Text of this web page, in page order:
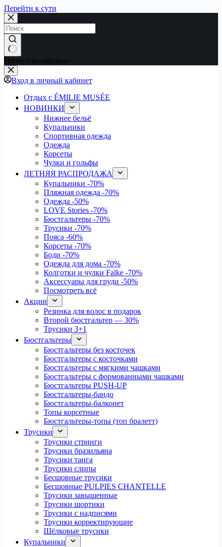
Перейти к сути
Ничего не найдено
Вход в личный кабинет
Отдых с ÉMILIE MUSÉE
НОВИНКИ
Нижнее бельё
Купальники
Спортивная одежда
Одежда
Корсеты
Чулки и гольфы
ЛЕТНЯЯ РАСПРОДАЖА
Купальники -70%
Пляжная одежда -70%
Одежда -50%
LOVE Stories -70%
Бюстгальтеры -70%
Трусики -70%
Пояса -60%
Корсеты -70%
Боди -70%
Одежда для дома -70%
Колготки и чулки Falke -70%
Аксессуары для груди -50%
Посмотреть всё
Акции
Резинка для волос в подарок
Второй бюстгальтер — 30%
Трусики 3+1
Бюстгальтеры
Бюстгальтеры без косточек
Бюстгальтеры с косточками
Бюстгальтеры с мягкими чашками
Бюстгальтеры с формованными чашками
Бюстгальтеры PUSH-UP
Бюстгальтеры-бандо
Бюстгальтеры-балконет
Топы корсетные
Бюстгальтеры-топы (топ бралетт)
Трусики
Трусики стринги
Трусики бразильяна
Трусики танга
Трусики слипы
Бесшовные трусики
Бесшовные PULPIES CHANTELLE
Трусики завышенные
Трусики шортики
Трусики с надписями
Трусики корректирующие
Шёлковые трусики
Купальники